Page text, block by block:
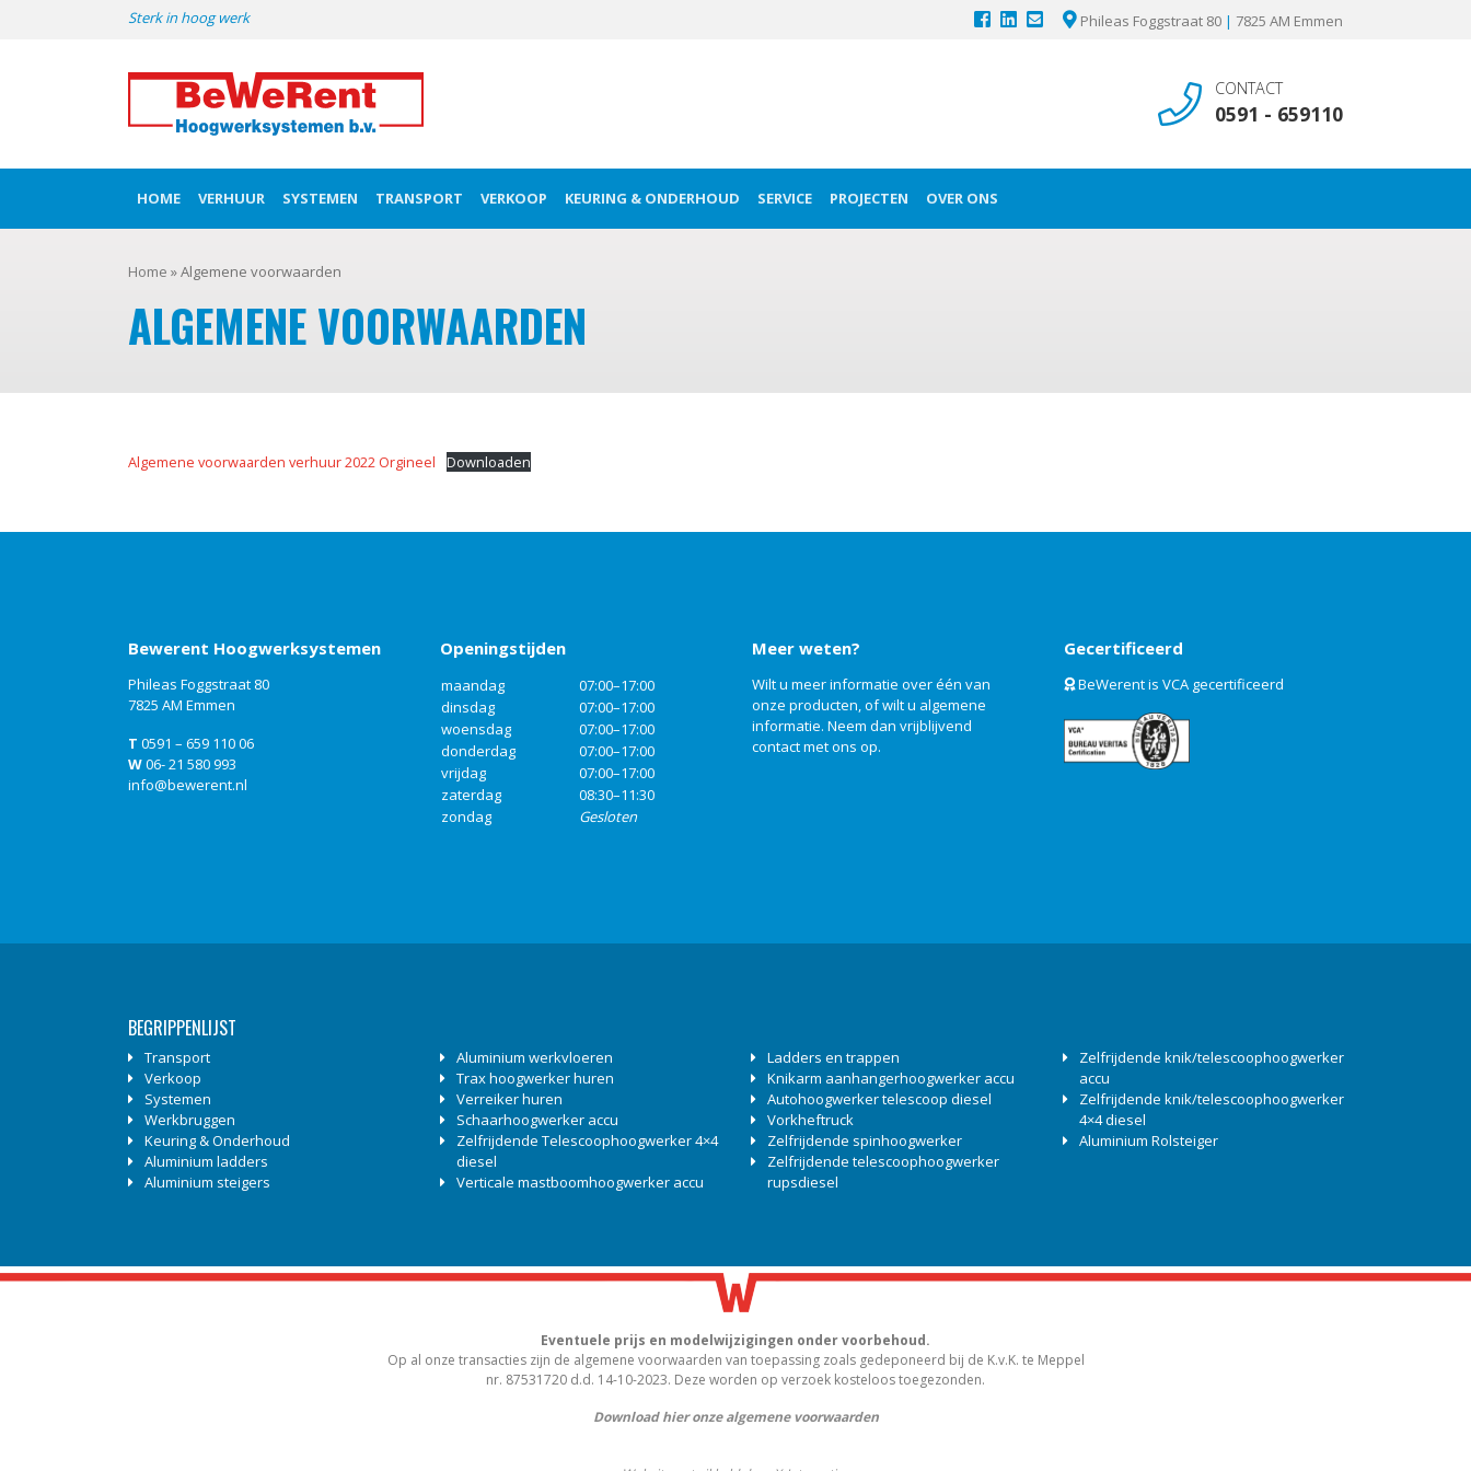
Sterk in hoog werk Phileas Foggstraat 80 | 7825 AM Emmen
CONTACT
0591 - 659110
HOME VERHUUR SYSTEMEN TRANSPORT VERKOOP KEURING & ONDERHOUD SERVICE PROJECTEN OVER ONS
Home »Algemene voorwaarden
ALGEMENE VOORWAARDEN
Algemene voorwaarden verhuur 2022 Orgineel Downloaden
Bewerent Hoogwerksystemen
Phileas Foggstraat 80
7825 AM Emmen
T 0591 – 659 110 06
W06- 21 580 993
info@bewerent.nl
Openingstijden
maandag
07:00–17:00
dinsdag
07:00–17:00
woensdag
07:00–17:00
donderdag
07:00–17:00
vrijdag
07:00–17:00
zaterdag
08:30–11:30
zondag
Gesloten
Meer weten?
Wilt u meer informatie over één van
onze producten, of wilt u algemene
informatie. Neem dan vrijblijvend
contactmet ons op.
Gecertificeerd
BeWerent is VCA gecertificeerd
BEGRIPPENLIJST
Transport
Verkoop
Systemen
Werkbruggen
Keuring & Onderhoud
Aluminium ladders
Aluminium steigers
Aluminium werkvloeren
Trax hoogwerker huren
Verreiker huren
Schaarhoogwerker accu
Zelfrijdende Telescoophoogwerker 4×4
diesel
Verticale mastboomhoogwerker accu
Ladders en trappen
Knikarm aanhangerhoogwerker accu
Autohoogwerker telescoop diesel
Vorkheftruck
Zelfrijdende spinhoogwerker
Zelfrijdende telescoophoogwerker
rupsdiesel
Zelfrijdende knik/telescoophoogwerker
accu
Zelfrijdende knik/telescoophoogwerker
4×4 diesel
Aluminium Rolsteiger
Eventuele prijs en modelwijzigingen onder voorbehoud.
Op al onze transacties zijn de algemene voorwaarden van toepassing zoals gedeponeerd bij de K.v.K. te Meppel
nr. 87531720 d.d. 14-10-2023. Deze worden op verzoek kosteloos toegezonden.
Download hier onze algemene voorwaarden